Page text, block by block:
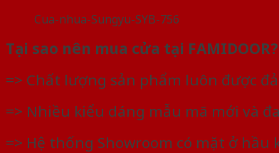
Cua-nhua-Sungyu-SYB-756
Tại sao nên mua cửa tại FAMIDOOR?
=> Chất lượng sản phẩm luôn được
=> Nhiều kiểu dáng mẫu mã mới và
=> Hệ thống Showroom có mặt ở